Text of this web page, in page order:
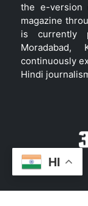
HI
the e-version
magazine
is currently
Moradabad,
continuously
Hindi